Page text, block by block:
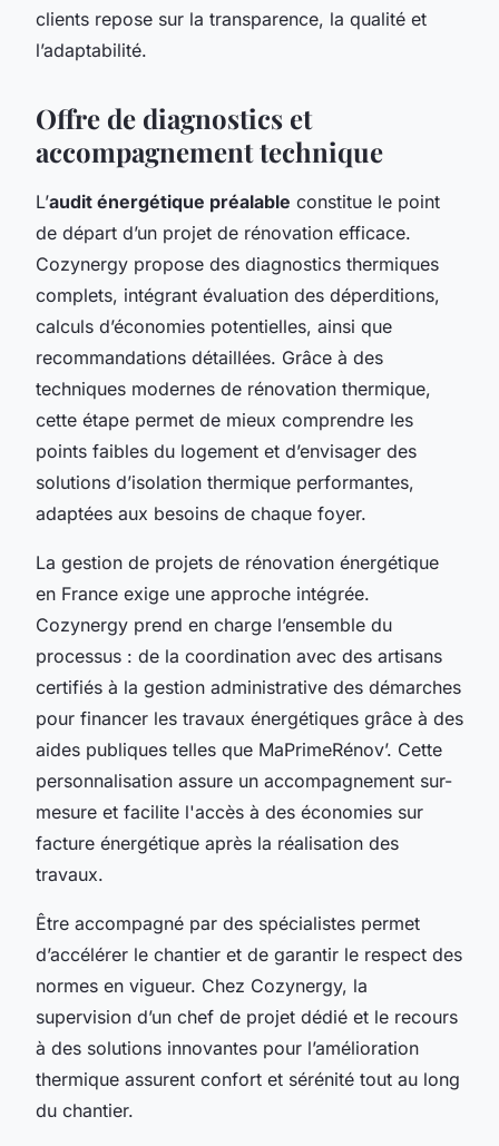
clients repose sur la transparence, la qualité et
l’adaptabilité.
Offre de diagnostics et
accompagnement technique
L’audit énergétique préalable constitue le point
de départ d’un projet de rénovation efficace.
Cozynergy propose des diagnostics thermiques
complets, intégrant évaluation des déperditions,
calculs d’économies potentielles, ainsi que
recommandations détaillées. Grâce à des
techniques modernes de rénovation thermique,
cette étape permet de mieux comprendre les
points faibles du logement et d’envisager des
solutions d’isolation thermique performantes,
adaptées aux besoins de chaque foyer.
La gestion de projets de rénovation énergétique
en France exige une approche intégrée.
Cozynergy prend en charge l’ensemble du
processus : de la coordination avec des artisans
certifiés à la gestion administrative des démarches
pour financer les travaux énergétiques grâce à des
aides publiques telles que MaPrimeRénov’. Cette
personnalisation assure un accompagnement sur-
mesure et facilite l'accès à des économies sur
facture énergétique après la réalisation des
travaux.
Être accompagné par des spécialistes permet
d’accélérer le chantier et de garantir le respect des
normes en vigueur. Chez Cozynergy, la
supervision d’un chef de projet dédié et le recours
à des solutions innovantes pour l’amélioration
thermique assurent confort et sérénité tout au long
du chantier.